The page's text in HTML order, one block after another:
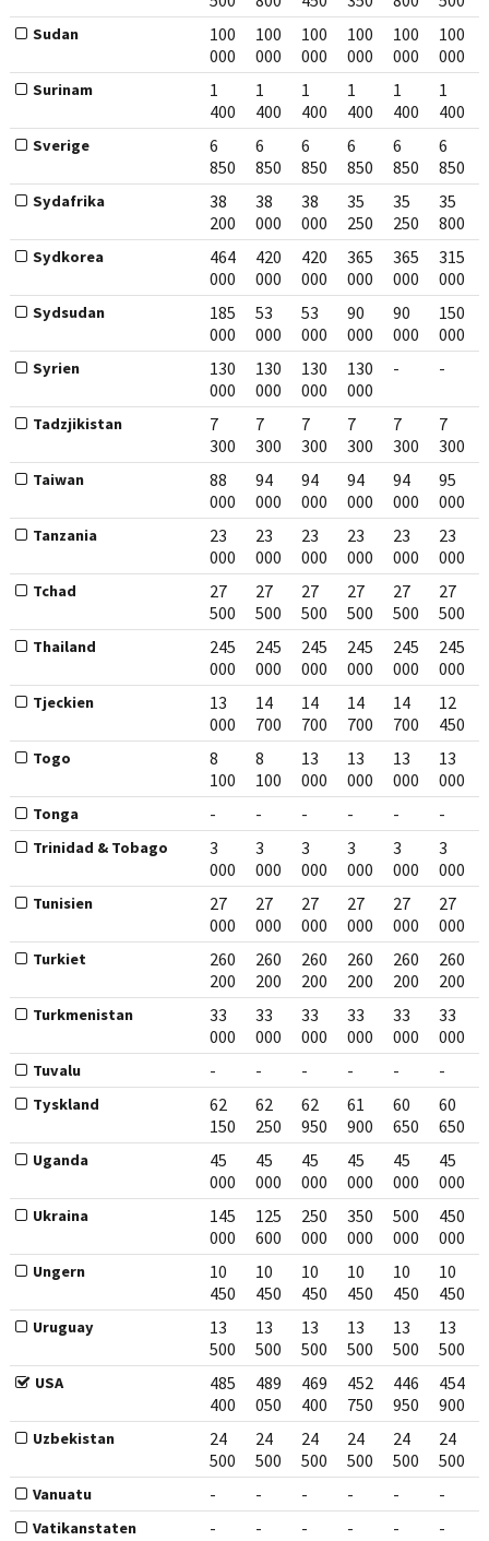
Sudan
100
000
100
000
100
000
100
000
100
000
100
000
Surinam
1
400
1
400
1
400
1
400
1
400
1
400
Sverige
6
850
6
850
6
850
6
850
6
850
6
850
Sydafrika
38
200
38
000
38
000
35
250
35
250
35
800
Sydkorea
464
000
420
000
420
000
365
000
365
000
315
000
Sydsudan
185
000
53
000
53
000
90
000
90
000
150
000
Syrien
130
000
130
000
130
000
130
000
- -
Tadzjikistan
7
300
7
300
7
300
7
300
7
300
7
300
Taiwan
88
000
94
000
94
000
94
000
94
000
95
000
Tanzania
23
000
23
000
23
000
23
000
23
000
23
000
Tchad
27
500
27
500
27
500
27
500
27
500
27
500
Thailand
245
000
245
000
245
000
245
000
245
000
245
000
Tjeckien
13
000
14
700
14
700
14
700
14
700
12
450
Togo
8
100
8
100
13
000
13
000
13
000
13
000
Tonga - - - - - -
Trinidad & Tobago
3
000
3
000
3
000
3
000
3
000
3
000
Tunisien
27
000
27
000
27
000
27
000
27
000
27
000
Turkiet
260
200
260
200
260
200
260
200
260
200
260
200
Turkmenistan
33
000
33
000
33
000
33
000
33
000
33
000
Tuvalu - - - - - -
Tyskland
62
150
62
250
62
950
61
900
60
650
60
650
Uganda
45
000
45
000
45
000
45
000
45
000
45
000
Ukraina
145
000
125
600
250
000
350
000
500
000
450
000
Ungern
10
450
10
450
10
450
10
450
10
450
10
450
Uruguay
13
500
13
500
13
500
13
500
13
500
13
500
USA
485
400
489
050
469
400
452
750
446
950
454
900
Uzbekistan
24
500
24
500
24
500
24
500
24
500
24
500
Vanuatu - - - - - -
Vatikanstaten - - - - - -